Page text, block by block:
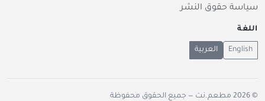
سياسة حقوق النشر
اللغة
English العربية
© 2026 مطعم.نت — جميع الحقوق محفوظة